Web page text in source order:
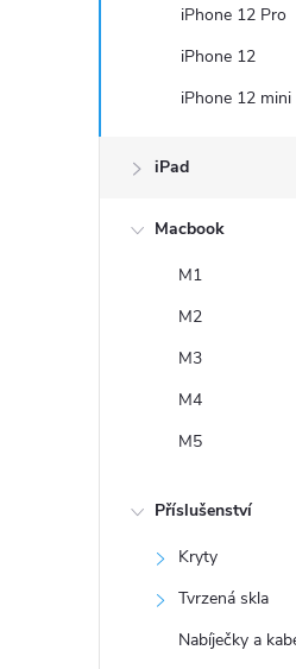
iPhone 12 Pro
iPhone 12
iPhone 12 mini
iPad
Macbook
M1
M2
M3
M4
M5
Příslušenství
Kryty
Tvrzená skla
Nabíječky a